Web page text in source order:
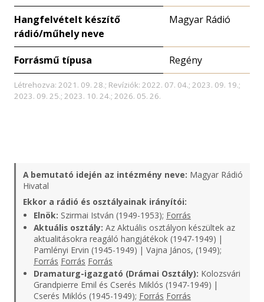
Hangfelvételt készítő
rádió/műhely neve
Magyar Rádió
Forrásmű típusa Regény
Létrehozva: 2021. 09. 28.; Revíziók: 2022. 07. 04.; 2023. 09. 19.;
2023. 09. 25.; 2023. 10. 24.; 2026. 05. 26.
A bemutató idején az intézmény neve: Magyar Rádió
Hivatal
Ekkor a rádió és osztályainak irányítói:
Elnök: Szirmai István (1949-1953); Forrás
Aktuális osztály: Az Aktuális osztályon készültek az
aktualitásokra reagáló hangjátékok (1947-1949) |
Pamlényi Ervin (1945-1949) | Vajna János, (1949);
Forrás Forrás Forrás
Dramaturg-igazgató (Drámai Osztály): Kolozsvári
Grandpierre Emil és Cserés Miklós (1947-1949) |
Cserés Miklós (1945-1949); Forrás Forrás